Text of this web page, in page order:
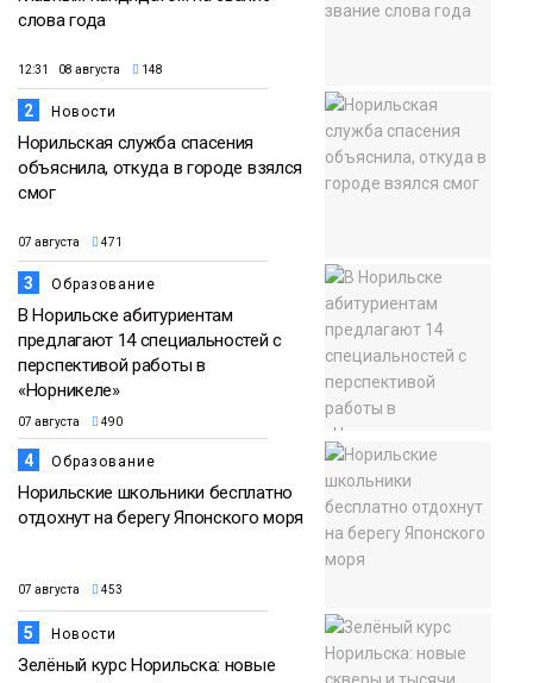
слова года
12:31 08 августа 148
2 Новости
Норильская служба спасения
объяснила, откуда в городе взялся
смог
07 августа 471
3 Образование
В Норильске абитуриентам
предлагают 14 специальностей с
перспективой работы в
«Норникеле»
07 августа 490
4 Образование
Норильские школьники бесплатно
отдохнут на берегу Японского моря
07 августа 453
5 Новости
Зелёный курс Норильска: новые